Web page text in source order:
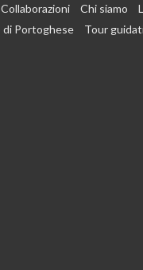
Collaborazioni Chi siamo
di Portoghese
Tour